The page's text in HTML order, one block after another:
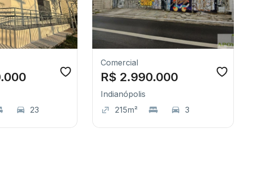
23
Comercial
R$ 2.990.000
Indianópolis
215m²
3